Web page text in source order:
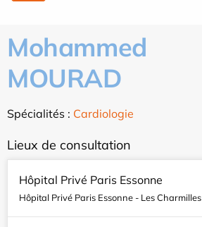
Mohammed
MOURAD
Spécialités : Cardiologie
Lieux de consultation
Hôpital Privé Paris Essonne
Hôpital Privé Paris Essonne - Les Charmilles